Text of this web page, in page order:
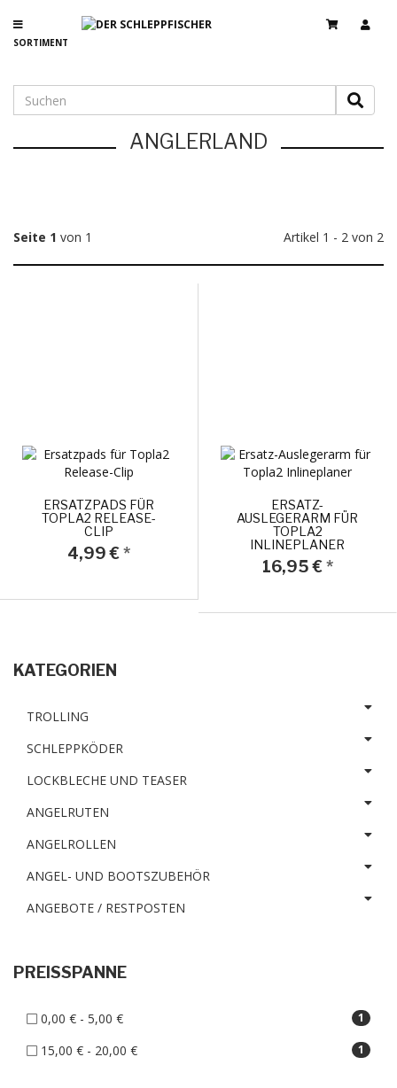
SORTIMENT
ANGLERLAND
Seite 1 von 1 Artikel 1 - 2 von 2
ERSATZPADS FÜR
TOPLA2 RELEASE-
CLIP
4,99 €*
ERSATZ-
AUSLEGERARM FÜR
TOPLA2
INLINEPLANER
16,95 € *
KATEGORIEN
TROLLING
SCHLEPPKÖDER
LOCKBLECHE UND TEASER
ANGELRUTEN
ANGELROLLEN
ANGEL- UND BOOTSZUBEHÖR
ANGEBOTE / RESTPOSTEN
PREISSPANNE
1
0,00 € - 5,00 €
1
15,00 € - 20,00 €